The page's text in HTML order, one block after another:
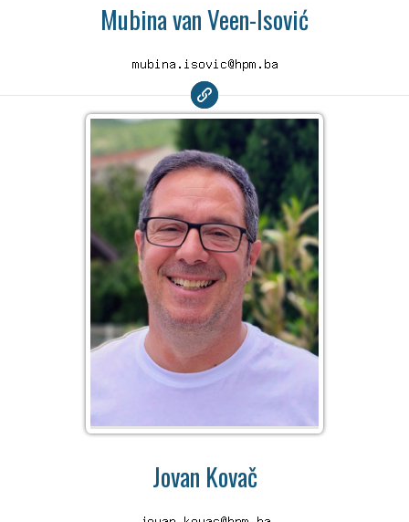
Mubina van Veen-Isović
Jovan Kovač